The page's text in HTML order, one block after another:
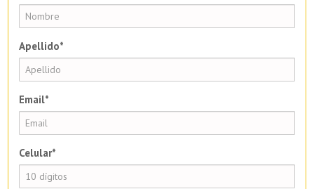
Apellido*
Email*
Celular*